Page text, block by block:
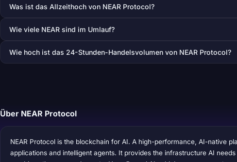
Was ist das Allzeithoch von NEAR Protocol?
Wie viele NEAR sind im Umlauf?
Wie hoch ist das 24-Stunden-Handelsvolumen von NEAR Protocol?
Über NEAR Protocol
NEAR Protocol is the blockchain for AI. A high-performance, AI-native
applications and intelligent agents. It provides the infrastructure AI